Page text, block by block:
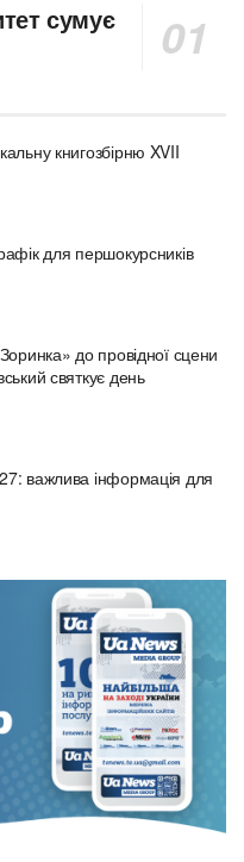
сумує
книгозбірню XVII
для першокурсників
до провідної сцени
святкує день
важлива інформація для